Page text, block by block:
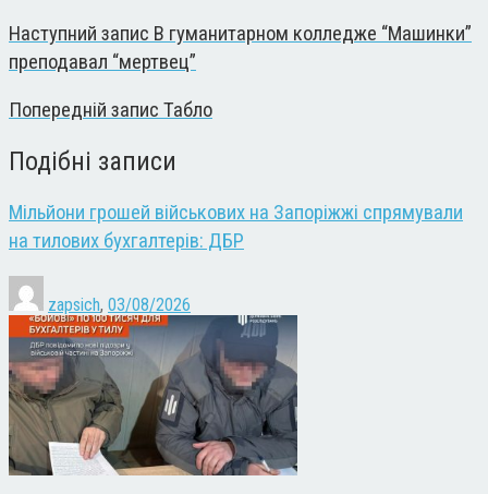
Наступний запис В гуманитарном колледже “Машинки”
преподавал “мертвец”
Попередній запис Табло
Подібні записи
Мільйони грошей військових на Запоріжжі спрямували
на тилових бухгалтерів: ДБР
zapsich, 03/08/2026